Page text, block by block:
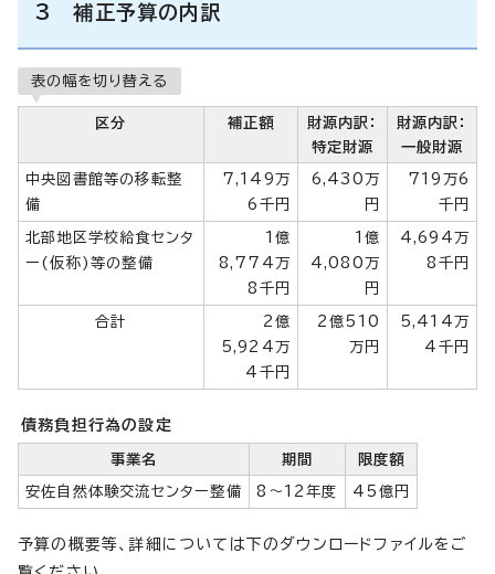
3 補正予算の内訳
表の幅を切り替える
区分 補正額
財源内訳：
特定財源
財源内訳：
一般財源
中央図書館等の移転整
備
7,149万
6千円
6,430万
円
719万6
千円
北部地区学校給食センタ
ー(仮称)等の整備
1億
8,774万
8千円
1億
4,080万
円
4,694万
8千円
合計
2億
5,924万
4千円
2億510
万円
5,414万
4千円
債務負担行為の設定
事業名 期間 限度額
安佐自然体験交流センター整備 8～12年度 45億円
予算の概要等、詳細については下のダウンロードファイルをご